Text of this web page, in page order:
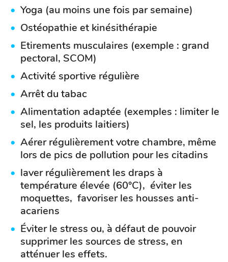
Yoga (au moins une fois par semaine)
Ostéopathie et kinésithérapie
Etirements musculaires (exemple : grand
pectoral, SCOM)
Activité sportive régulière
Arrêt du tabac
Alimentation adaptée (exemples : limiter le
sel, les produits laitiers)
Aérer régulièrement votre chambre, même
lors de pics de pollution pour les citadins
laver régulièrement les draps à
température élevée (60°C), éviter les
moquettes, favoriser les housses anti-
acariens
Éviter le stress ou, à défaut de pouvoir
supprimer les sources de stress, en
atténuer les effets.